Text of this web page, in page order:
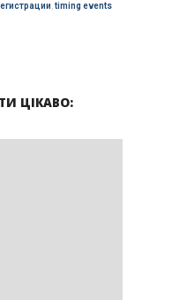
,timing events
ЦІКАВО: